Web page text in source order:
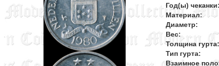
Год(ы)
Материал:
Диаметр:
Вес:
Толщина гурта:
Тип гурта:
Взаимное